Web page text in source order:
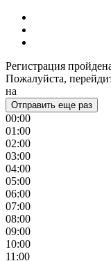
Регистрация
Пожалуйста,
на
Отправить еще раз
00:00
01:00
02:00
03:00
04:00
05:00
06:00
07:00
08:00
09:00
10:00
11:00